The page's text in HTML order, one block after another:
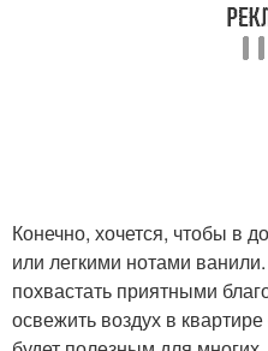
Конечно, хочется, чтобы в
или легкими нотами
похвастать приятными
освежить воздух в